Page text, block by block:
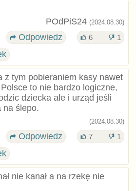
POdPiS24 (2024.08.30)
Odpowiedz 6 1
z tym pobieraniem kasy nawet
to nie bardzo logiczne,
dziecka ale i urząd jeśli
na ślepo.
(2024.08.30)
Odpowiedz 7 1
nie kanał a na rzekę nie